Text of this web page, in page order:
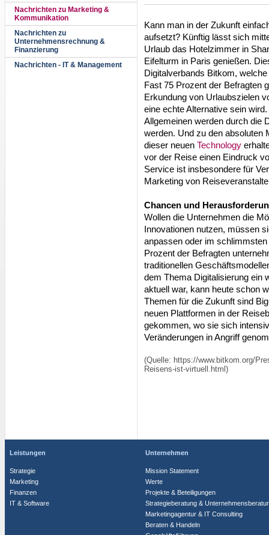
Nachrichten zu Marketing &
Kommunikation
Nachrichten zu
Unternehmensrechnung &
Finanzierung
Nachrichten - IT & Management
Kann man in der Zukunft
aufsetzt? Künftig lässt sich
Urlaub das Hotelzimmer in
Eifelturm in Paris genießen.
Digitalverbands Bitkom,
Fast 75 Prozent der Befragten
Erkundung von Urlaubszielen
eine echte Alternative sein
Allgemeinen werden durch die
werden. Und zu den absoluten
dieser neuen Technology
vor der Reise einen Eindruck
Service ist insbesondere für
Marketing von
Chancen und
Wollen die Unternehmen die
Innovationen nutzen, müssen
anpassen oder im
Prozent der Befragten
traditionellen
dem Thema Digitalisierung ein
aktuell war, kann heute schon
Themen für die Zukunft sind
neuen Plattformen in der
gekommen, wo sie sich
Veränderungen in Angriff
(Quelle: https://www.bitkom.org/
Reisens-ist-virtuell.html)
Leistungen
Strategie
Marketing
Finanzen
IT & Software
Unternehmen
Mission Statement
Werte
Projekte & Beteiligungen
Strategieberatung &
Marketingagentur & IT Consulting
Beraten & Handeln